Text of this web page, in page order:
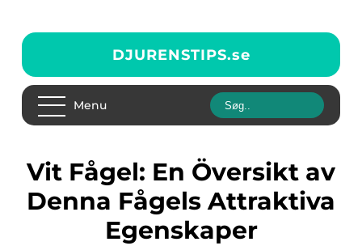
DJURENSTIPS.se
Menu
Vit Fågel: En Översikt av
Denna Fågels Attraktiva
Egenskaper